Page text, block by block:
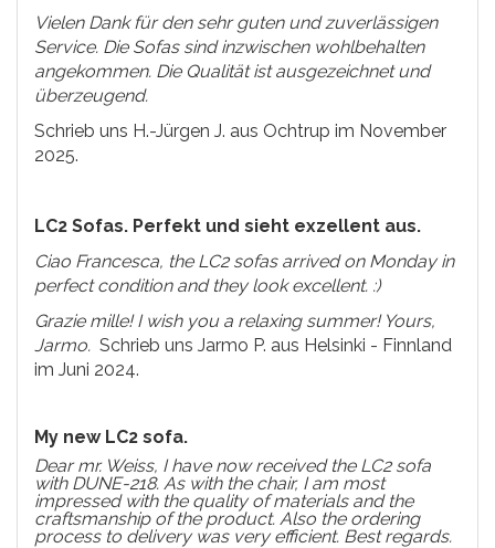
Vielen Dank für den sehr guten und zuverlässigen
Service. Die Sofas sind inzwischen wohlbehalten
angekommen. Die Qualität ist ausgezeichnet und
überzeugend.
Schrieb uns H.-Jürgen J. aus Ochtrup im November
2025.
LC2 Sofas. Perfekt und sieht exzellent aus.
Ciao Francesca, the LC2 sofas arrived on Monday in
perfect condition and they look excellent. :)
Grazie mille! I wish you a relaxing summer! Yours,
Jarmo. Schrieb uns Jarmo P. aus Helsinki - Finnland
im Juni 2024.
My new LC2 sofa.
Dear mr. Weiss, I have now received the LC2 sofa
with DUNE-218. As with the chair, I am most
impressed with the quality of materials and the
craftsmanship of the product. Also the ordering
process to delivery was very efficient. Best regards.